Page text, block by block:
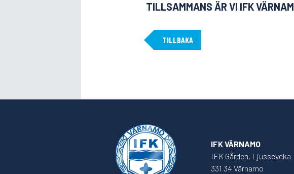
TILLSAMMANS ÄR VI IFK
TILLBAKA
IFK VÄRNAMO
IFK Gården, Ljusseveka
331 34 Värnamo